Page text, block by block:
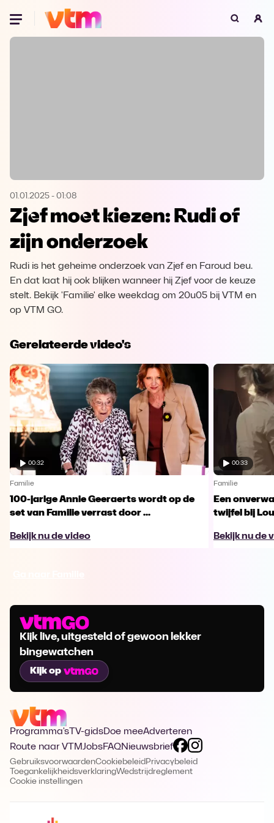
Oeps, browser niet ondersteund
Microsoft Edge Download
Opera
01.01.2025 - 01:08
Zjef moet kiezen: Rudi of
zijn onderzoek
Rudi is het geheime onderzoek van Zjef en Faroud beu.
En dat laat hij ook blijken wanneer hij Zjef voor de keuze
stelt. Bekijk 'Familie' elke weekdag om 20u05 bij VTM en
op VTM GO.
Gerelateerde video's
00:32
Familie
100-jarige Annie Geeraerts wordt op de
set van Familie verrast door ...
Bekijk nu de video
00:33
Familie
Een
twijfel bij
Bekijk nu de
Kijk live, uitgesteld of gewoon lekker
bingewatchen
Kijk op
Programma's TV-gidsDoe meeAdverteren
Route naar VTMJobsFAQNieuwsbrief
GebruiksvoorwaardenCookiebeleid Privacybeleid
ToegankelijkheidsverklaringWedstrijdreglement
Cookie instellingen